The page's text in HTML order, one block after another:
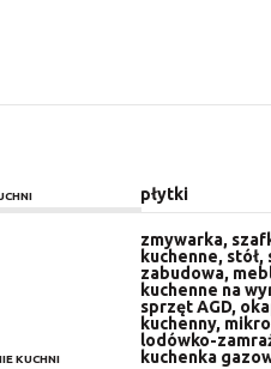
płytki
KUCHNI
zmywarka,
kuchenne, stół,
zabudowa,
kuchenne na
sprzęt AGD,
kuchenny,
lodówko-
kuchenka